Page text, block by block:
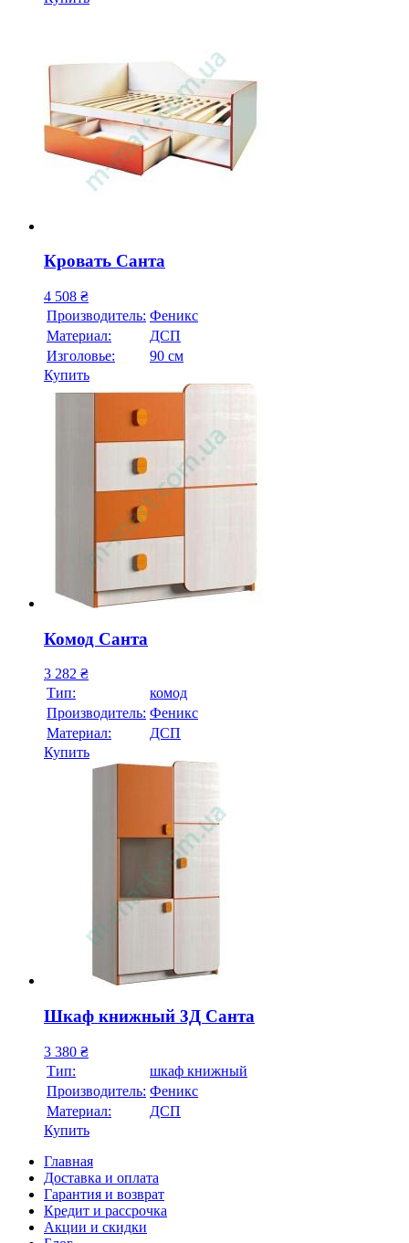
Кровать Санта
4 508 ₴
Производитель: Феникс
Материал:
ДСП
Изголовье:
90 см
Купить
Комод Санта
3 282 ₴
Тип:
комод
Производитель: Феникс
Материал:
ДСП
Купить
Шкаф книжный 3Д Санта
3 380 ₴
Тип:
шкаф книжный
Производитель: Феникс
Материал:
ДСП
Купить
Главная
Доставка и оплата
Гарантия и возврат
Кредит и рассрочка
Акции и скидки